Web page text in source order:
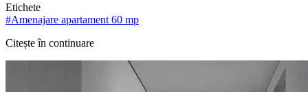
Etichete
#Amenajare apartament 60 mp
Citește în continuare